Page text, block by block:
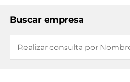
Buscar empresa